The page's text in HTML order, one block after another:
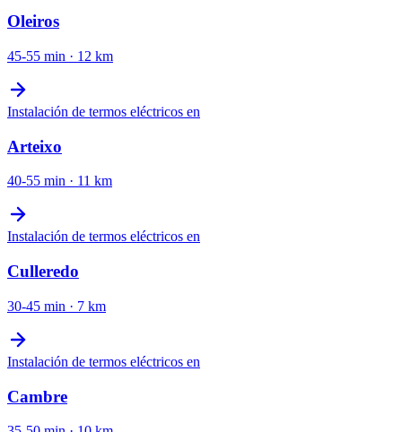
Oleiros
45-55 min · 12 km
Instalación de termos eléctricos en
Arteixo
40-55 min · 11 km
Instalación de termos eléctricos en
Culleredo
30-45 min · 7 km
Instalación de termos eléctricos en
Cambre